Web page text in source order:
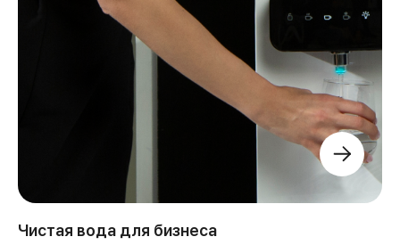
Чистая вода для бизнеса